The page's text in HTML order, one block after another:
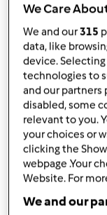
gabi49
pon., 08/27/2012 -
We Care
We and our315
data, like
device.
technologies to
and our partners
disabled, some
relevant to you.
your choices or
clicking the
webpage .Your
Website. For
We and our